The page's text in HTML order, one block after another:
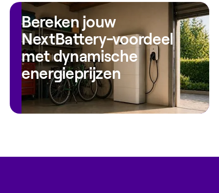
Bereken jouw
NextBattery-voordeel
met dynamische
energieprijzen